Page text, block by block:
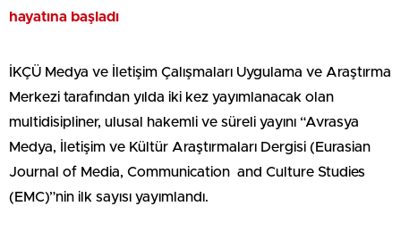
hayatına başladı
İKÇÜ Medya ve İletişim Çalışmaları Uygulama ve Araştırma
Merkezi tarafından yılda iki kez yayımlanacak olan
multidisipliner, ulusal hakemli ve süreli yayını “Avrasya
Medya, İletişim ve Kültür Araştırmaları Dergisi (Eurasian
Journal of Media, Communication and Culture Studies
(EMC)”nin ilk sayısı yayımlandı.